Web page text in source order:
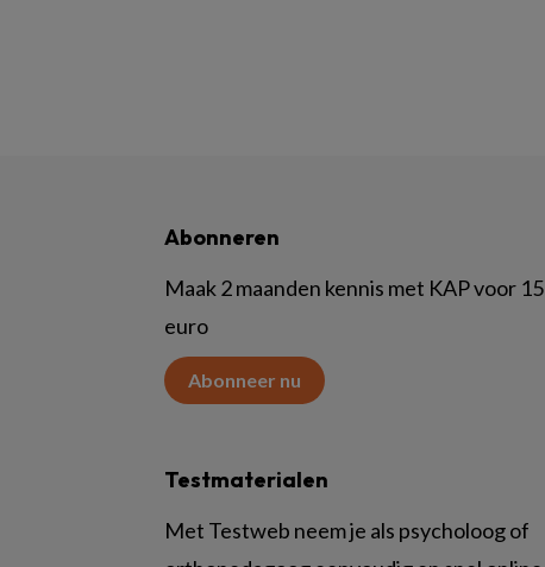
Abonneren
Maak 2 maanden kennis met KAP voor 15
euro
Abonneer nu
Testmaterialen
Met Testweb neem je als psycholoog of